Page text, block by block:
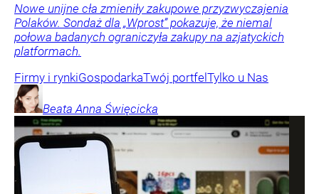
Nowe unijne cła zmieniły zakupowe przyzwyczajenia
Polaków. Sondaż dla „Wprost” pokazuje, że niemal
połowa badanych ograniczyła zakupy na azjatyckich
platformach.
Firmy i rynkiGospodarkaTwój portfelTylko u Nas
Beata Anna Święcicka